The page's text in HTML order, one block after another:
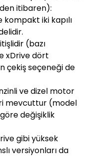
itibaren):
kompakt iki kapılı
(bazı
xDrive dört
çekiş seçeneği de
ve dizel motor
mevcuttur (model
değişiklik
gibi yüksek
versiyonları da